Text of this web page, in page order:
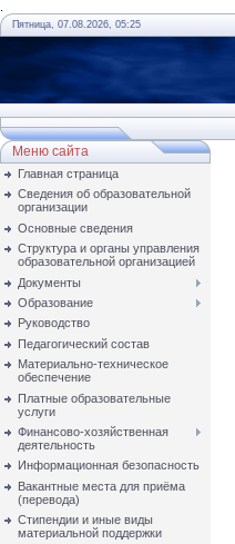
Пятница, 07.08.2026, 05:25
Меню сайта
Главная страница
Сведения об образовательной
организации
Основные сведения
Структура и органы управления
образовательной организацией
Документы
Образование
Руководство
Педагогический состав
Материально-техническое
обеспечение
Платные образовательные
услуги
Финансово-хозяйственная
деятельность
Информационная безопасность
Вакантные места для приёма
(перевода)
Стипендии и иные виды
материальной поддержки